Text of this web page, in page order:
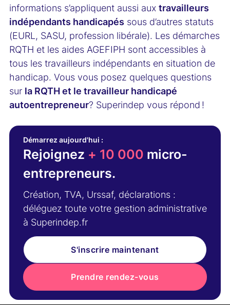
informations s’appliquent aussi aux travailleurs
indépendants handicapés sous d’autres statuts
(EURL, SASU, profession libérale). Les démarches
RQTH et les aides AGEFIPH sont accessibles à
tous les travailleurs indépendants en situation de
handicap. Vous vous posez quelques questions
sur la RQTH et le travailleur handicapé
autoentrepreneur? Superindep vous répond !
Démarrez aujourd'hui :
Rejoignez + 10 000 micro-
entrepreneurs.
Création, TVA, Urssaf, déclarations :
déléguez toute votre gestion administrative
à Superindep.fr
S'inscrire maintenant
Prendre rendez-vous